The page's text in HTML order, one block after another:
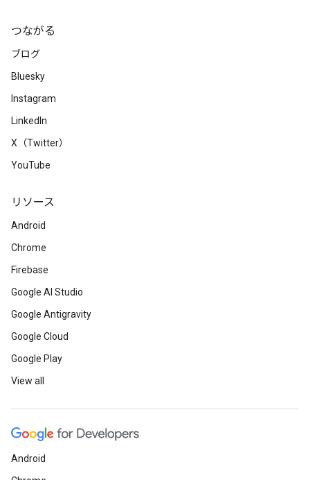
つながる
ブログ
Bluesky
Instagram
LinkedIn
X（Twitter）
YouTube
リソース
Android
Chrome
Firebase
Google AI Studio
Google Antigravity
Google Cloud
Google Play
View all
Android